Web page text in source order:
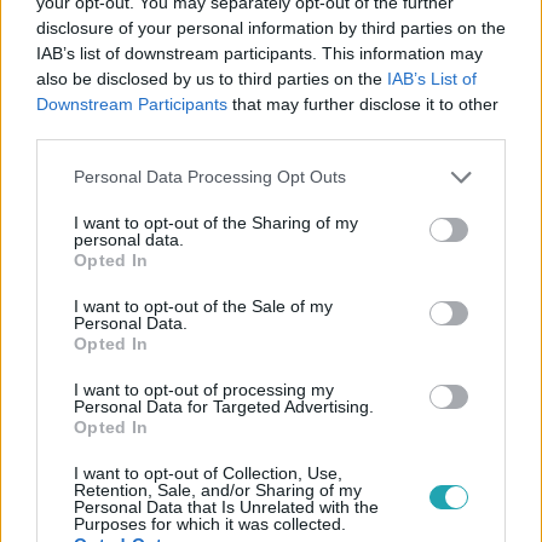
disclosure of your personal information by third parties on the
IAB’s list of downstream participants. This information may
also be disclosed by us to third parties on the IAB’s List of
Downstream Participants that may further disclose it to other
Please note that this website/app uses one or more Google
not limited to your visit or usage behaviour. You may click to
grant or deny consent to Google and its third-party tags to
use your data for below specified purposes in below Google
consent section.
Personal Data Processing Opt Outs
I want to opt-out of the Sharing of my
personal data.
Opted In
I want to opt-out of the Sale of my
Personal Data.
Opted In
I want to opt-out of processing my
Personal Data for Targeted Advertising.
Opted In
I want to opt-out of Collection, Use,
Retention, Sale, and/or Sharing of my
Personal Data that Is Unrelated with the
Purposes for which it was collected.
egy vaskúti férfi házában, ő a gyanú szerint otthon
termesztette a drogot.
1:27
Baleset-bűnügy
2023. június 26. 8:06
Részegen menekült a rakparton a rendőrök elől,
ijedtében beugrott a Dunába, majd átúszott az
Már a túloldalon is rendőrök várták, így nem kerülhette el
a sorsát.